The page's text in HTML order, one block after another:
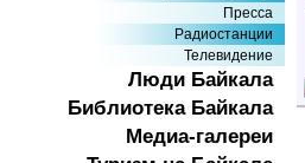
Пресса
Радиостанции
Телевидение
Люди Байкала
Библиотека Байкала
Медиа-галереи